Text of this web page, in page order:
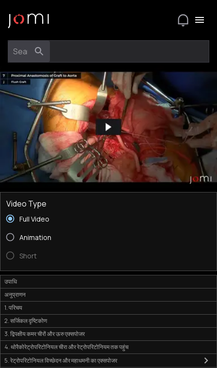
Video Type
Full Video
Animation
Short
उपाधि
अनुप्राणन
1. परिचय
2. सर्जिकल दृष्टिकोण
3. द्विपक्षीय कमर चीरों और ऊरु एक्सपोजर
4. थोरैकोरेट्रोपरिटोनियल चीरा और रेट्रोपरिटोनियम तक पहुंच
5. रेट्रोपरिटोनियल विच्छेदन और महाधमनी का एक्सपोजर